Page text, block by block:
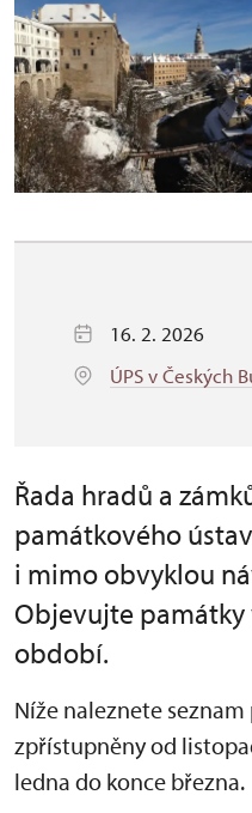
16. 2. 2026
ÚPS v Českých
Řada hradů a
památkového
i mimo obvyklou
Objevujte
období.
Níže naleznete
zpřístupněny od
ledna do konce března.